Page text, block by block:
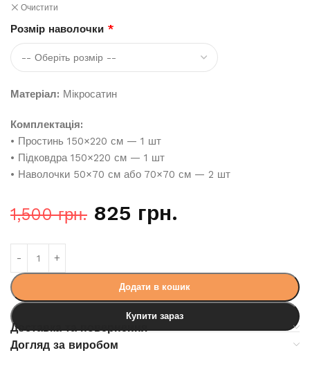
Очистити
Розмір наволочки *
Матеріал: Мікросатин
Комплектація:
• Простинь 150×220 см — 1 шт
• Підковдра 150×220 см — 1 шт
• Наволочки 50×70 см або 70×70 см — 2 шт
1,500грн. 825 грн.
Додати в кошик
Купити зараз
Доставка та повернення
Догляд за виробом